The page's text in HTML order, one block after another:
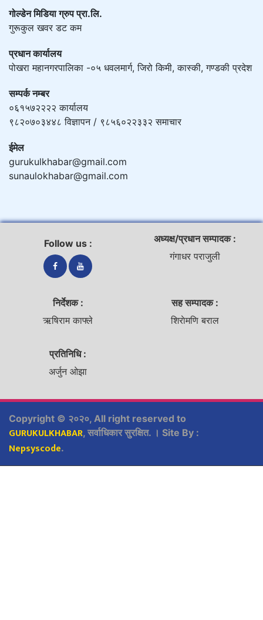
गोल्डेन मिडिया ग्रुप प्रा.लि.
गुरूकुल खवर डट कम
प्रधान कार्यालय
पोखरा महानगरपालिका -०५ धवलमार्ग, जिरो किमी, कास्की, गण्डकी प्रदेश
सम्पर्क नम्बर
०६१५७२२२२ कार्यालय
९८२०७०३४४८ विज्ञापन / ९८५६०२२३३२ समाचार
ईमेल
gurukulkhabar@gmail.com
sunaulokhabar@gmail.com
Follow us :
अध्यक्ष/प्रधान सम्पादक :
गंगाधर पराजुली
निर्देशक :
ऋषिराम काफ्ले
सह सम्पादक :
शिराेमणि बराल
प्रतिनिधि :
अर्जुन ओझा
Copyright © २०२०, All right reserved to
GURUKULKHABAR, सर्वाधिकार सुरक्षित. । Site By :
Nepsyscode.